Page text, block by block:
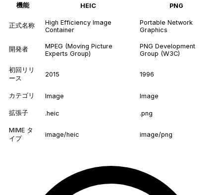
機能 HEIC PNG
正式名称
High Efficiency Image
Container
Portable Network
Graphics
開発者
MPEG (Moving Picture
Experts Group)
PNG Development
Group (W3C)
初回リリ
ース
2015 1996
カテゴリ Image Image
拡張子 .heic .png
MIME タ
イプ
image/heic image/png